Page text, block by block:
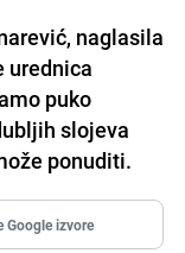
naglasila
urednica
puko
slojeva
ponuditi.
Google izvore